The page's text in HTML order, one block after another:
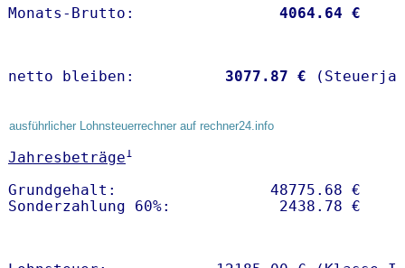
Monats-Brutto: 4064.64 €
netto bleiben: 3077.87 €
ausführlicher Lohnsteuerrechner auf rechner24.info
Jahresbeträge1
Grundgehalt:                 48775.68 €